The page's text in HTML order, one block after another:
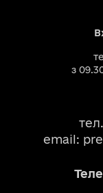
з
email: